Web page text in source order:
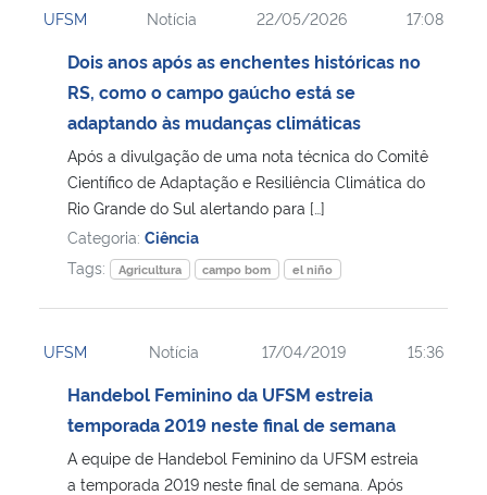
Ministério da Cidadania
Ministério de Minas e Energia
Ministério da Ciência, Tecnologia, Inovações e Comunicações
Ministério do Meio Ambiente
Ministério do Turismo
Ministério do Desenvolvimento Regional
Controladoria-Geral da União
Ministério da Mulher, da Família e dos Direitos Humanos
UFSM Notícia 22/05/2026 17:08
Dois anos após as enchentes históricas no
RS, como o campo gaúcho está se
adaptando às mudanças climáticas
Após a divulgação de uma nota técnica do Comitê
Científico de Adaptação e Resiliência Climática do
Rio Grande do Sul alertando para […]
Categoria: Ciência
Tags:
Agricultura campo bom el niño
UFSM Notícia 17/04/2019 15:36
Handebol Feminino da UFSM estreia
temporada 2019 neste final de semana
A equipe de Handebol Feminino da UFSM estreia
a temporada 2019 neste final de semana. Após